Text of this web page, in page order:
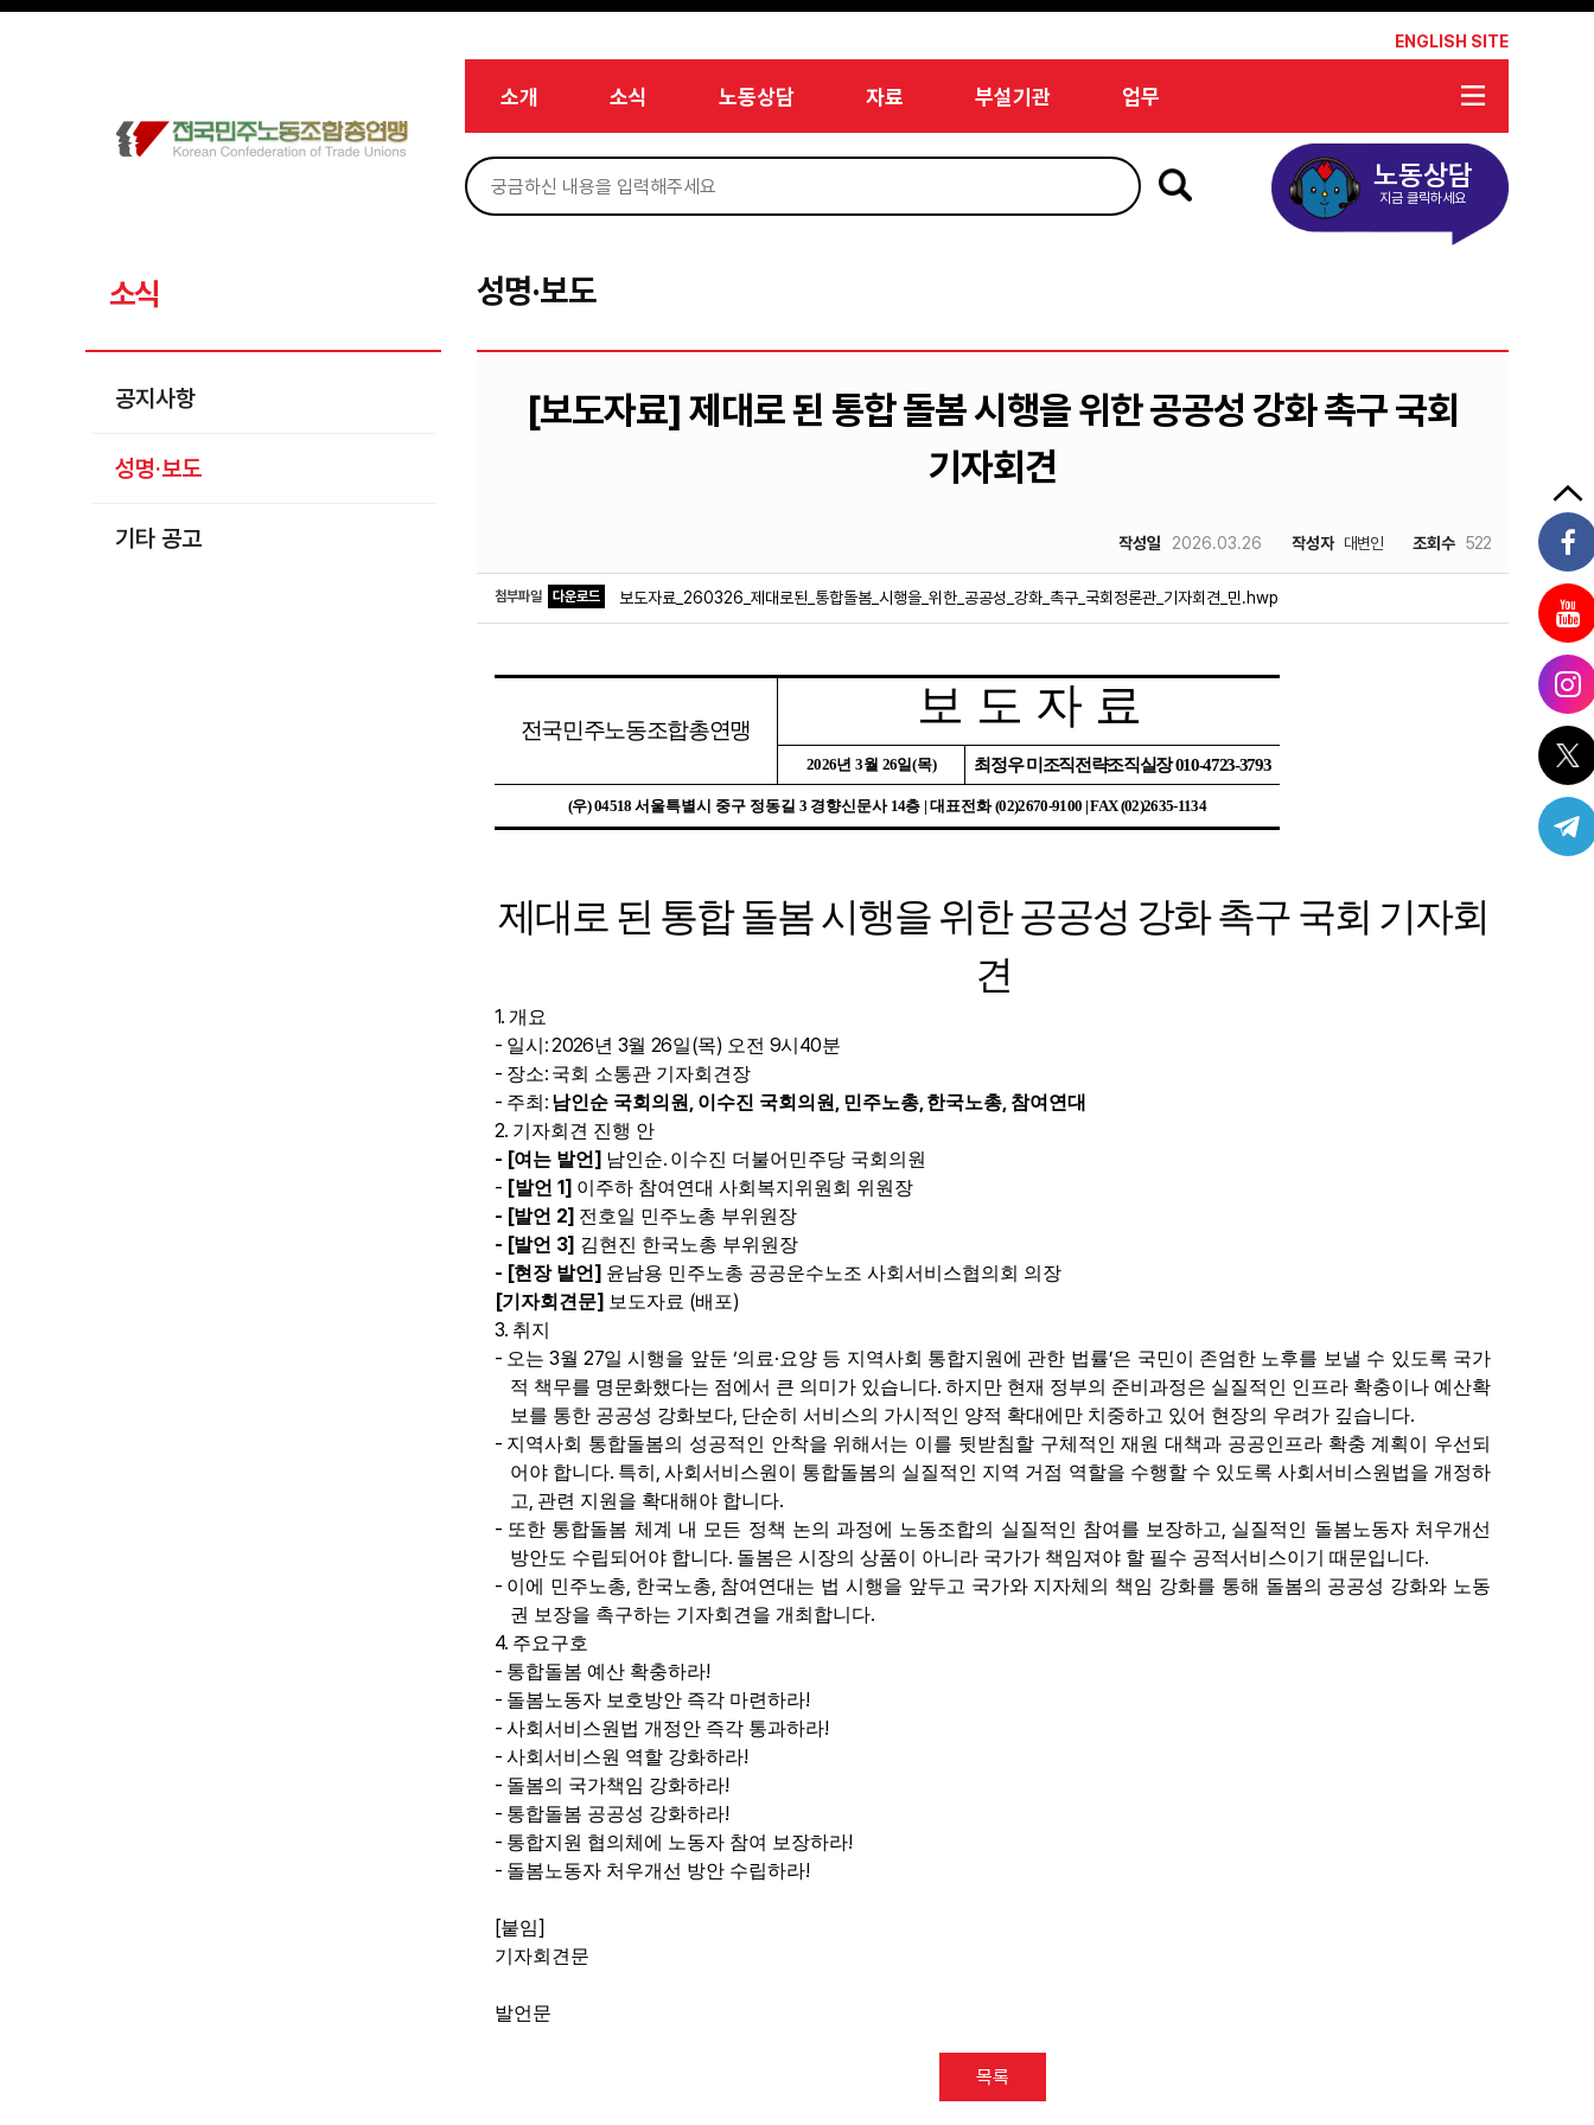
메뉴 건너뛰기
ENGLISH SITE
소개 소식 노동상담 자료 부설기관 업무
노동상담
지금 클릭하세요
소식
공지사항
성명·보도
기타 공고
성명·보도
[보도자료] 제대로 된 통합 돌봄 시행을 위한 공공성 강화 촉구 국회
기자회견
작성일 2026.03.26 작성자 대변인 조회수 522
첨부파일 다운로드 보도자료_260326_제대로된_통합돌봄_시행을_위한_공공성_강화_촉구_국회정론관_기자회견_민.hwp
전국민주노동조합총연맹 보 도 자 료
2026년3월 26일(목) 최정우 미조직전략조직실장010-4723-3793
(우) 04518 서울특별시 중구 정동길 3 경향신문사 14층 |대표전화(02)2670-9100 | FAX (02)2635-1134
제대로 된 통합 돌봄 시행을 위한 공공성 강화 촉구 국회 기자회
견
1. 개요
- 일시 : 2026년 3월26일(목) 오전 9시 40분
- 장소: 국회 소통관 기자회견장
- 주최 : 남인순 국회의원 , 이수진 국회의원 , 민주노총,한국노총, 참여연대
2. 기자회견 진행 안
- [여는 발언 ] 남인순. 이수진 더불어민주당 국회의원
- [발언 1] 이주하 참여연대 사회복지위원회 위원장
- [발언 2] 전호일 민주노총 부위원장
- [발언 3] 김현진 한국노총 부위원장
- [현장 발언 ] 윤남용 민주노총 공공운수노조 사회서비스협의회 의장
[기자회견문] 보도자료 (배포)
3. 취지
- 오는3월27일 시행을 앞둔‘의료·요양 등 지역사회 통합지원에 관한 법률’은 국민이 존엄한 노후를 보낼 수 있도록 국가
적 책무를 명문화했다는 점에서 큰 의미가 있습니다. 하지만 현재 정부의 준비과정은 실질적인 인프라 확충이나 예산확
보를 통한 공공성 강화보다, 단순히 서비스의 가시적인 양적 확대에만 치중하고 있어 현장의 우려가 깊습니다.
- 지역사회 통합돌봄의 성공적인 안착을 위해서는 이를 뒷받침할 구체적인 재원 대책과 공공인프라 확충 계획이 우선되
어야 합니다. 특히 , 사회서비스원이 통합돌봄의 실질적인 지역 거점 역할을 수행할 수 있도록 사회서비스원법을 개정하
고, 관련 지원을 확대해야 합니다.
- 또한 통합돌봄 체계 내 모든 정책 논의 과정에 노동조합의 실질적인 참여를 보장하고, 실질적인 돌봄노동자 처우개선
방안도 수립되어야 합니다. 돌봄은 시장의 상품이 아니라 국가가 책임져야 할 필수 공적서비스이기 때문입니다.
- 이에 민주노총, 한국노총, 참여연대는 법 시행을 앞두고 국가와 지자체의 책임 강화를 통해 돌봄의 공공성 강화와 노동
권 보장을 촉구하는 기자회견을 개최합니다.
4. 주요구호
- 통합돌봄 예산 확충하라!
- 돌봄노동자 보호방안 즉각 마련하라!
- 사회서비스원법 개정안 즉각 통과하라!
- 사회서비스원 역할 강화하라!
- 돌봄의 국가책임 강화하라!
- 통합돌봄 공공성 강화하라!
- 통합지원 협의체에 노동자 참여 보장하라!
- 돌봄노동자 처우개선 방안 수립하라!
[붙임]
기자회견문
발언문
목록
Sketchbook5, 스케치북5